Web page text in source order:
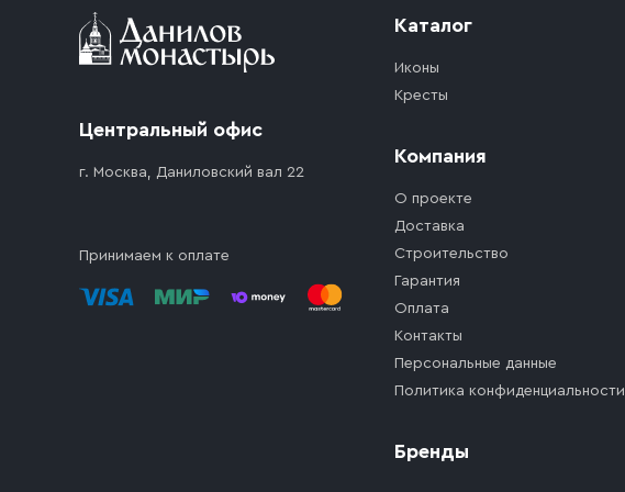
Центральный офис
г. Москва, Даниловский вал 22
Принимаем к оплате
Каталог
Иконы
Кресты
Компания
О проекте
Доставка
Строительство
Гарантия
Оплата
Контакты
Персональные данные
Политика конфиденциальности
Бренды